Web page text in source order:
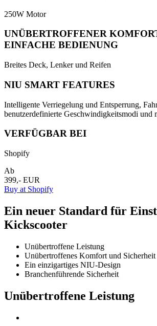
250W Motor
UNÜBERTROFFENER
EINFACHE BEDIENUNG
Breites Deck, Lenker und Reifen
NIU SMART FEATURES
Intelligente Verriegelung und Entsperrung,
benutzerdefinierte Geschwindigkeitsmodi und
VERFÜGBAR BEI
Shopify
Ab
399,- EUR
Buy at Shopify
Ein neuer Standard für
Kickscooter
Unübertroffene Leistung
Unübertroffenes Komfort und Sicherheit
Ein einzigartiges NIU-Design
Branchenführende Sicherheit
Unübertroffene Leistung